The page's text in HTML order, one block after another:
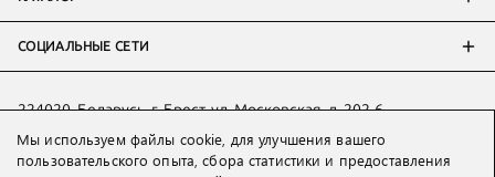
СОЦИАЛЬНЫЕ СЕТИ
224020, Беларусь, г. Брест, ул. Московская, д. 202-6
Тел:+7 993 398 36 60(WhatsApp
Тел:+375 29 205 80 10( WhatsApp,Viber)
Мы используем файлы cookie, для улучшения вашего
пользовательского опыта, сбора статистики и предоставления